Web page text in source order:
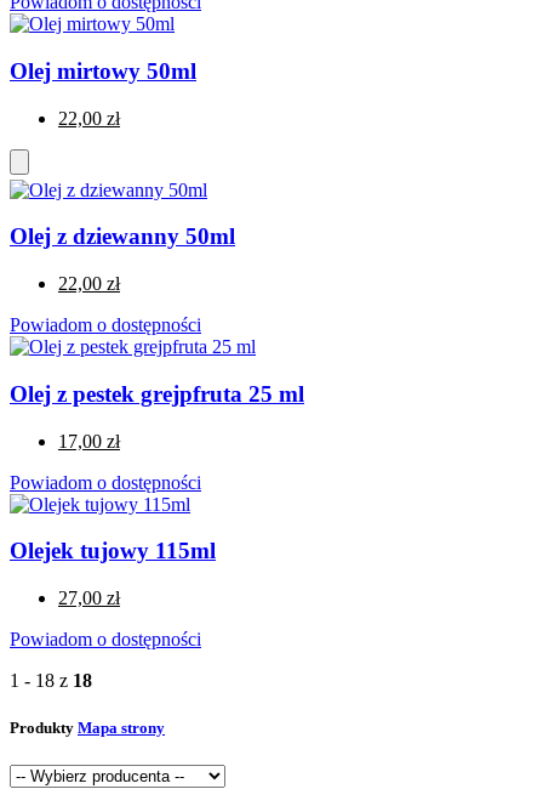
Olej mirtowy 50ml
22,00 zł
Olej z dziewanny 50ml
22,00 zł
Powiadom o dostępności
Olej z pestek grejpfruta 25 ml
17,00 zł
Powiadom o dostępności
Olejek tujowy 115ml
27,00 zł
Powiadom o dostępności
1 - 18 z 18
Produkty Mapa strony